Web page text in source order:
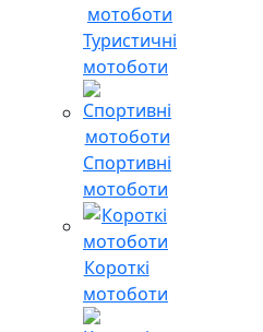
Туристичні
мотоботи
Спортивні
мотоботи
Короткі
мотоботи